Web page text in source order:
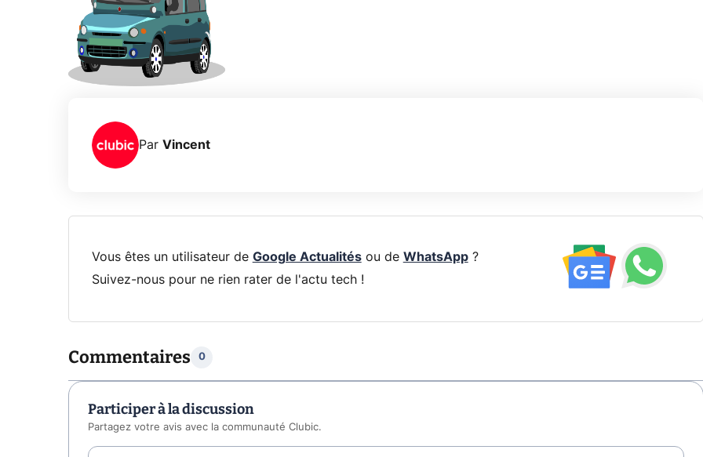
Par Vincent
Vous êtes un utilisateur de Google Actualitésou de WhatsApp?
Suivez-nous pour ne rien rater de l'actu tech !
Commentaires 0
Participer à la discussion
Partagez votre avis avec la communauté Clubic.